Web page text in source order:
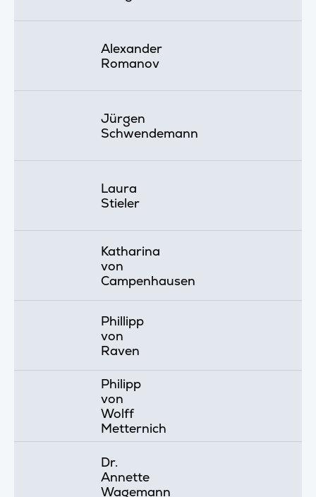
Alexander
Romanov
Jürgen
Schwendemann
Laura
Stieler
Katharina
von
Campenhausen
Phillipp
von
Raven
Philipp
von
Wolff
Metternich
Dr.
Annette
Wagemann